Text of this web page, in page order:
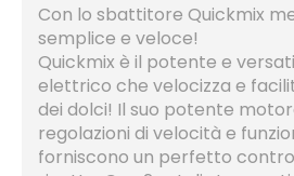
Con lo sbattitore Quickmix
semplice e veloce!
Quickmix è il potente e
elettrico che velocizza e
dei dolci! Il suo potente
regolazioni di velocità e
forniscono un perfetto